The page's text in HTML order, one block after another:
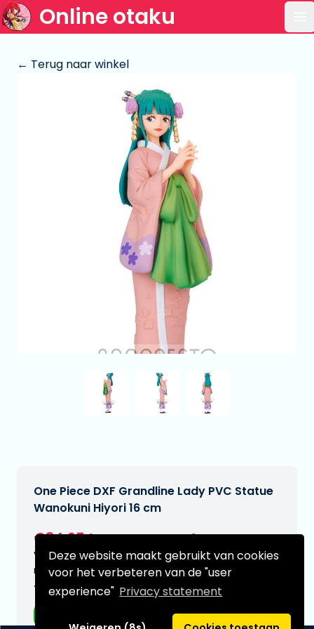
Deze website maakt gebruikt van cookies
voor het verbeteren van de "user
experience" Privacy statement
Online otaku
← Terug naar winkel
One Piece DXF Grandline Lady PVC Statue
Wanokuni Hiyori 16 cm
€34,95
Verwachtte leverdatum:
n.v.t.
Type: